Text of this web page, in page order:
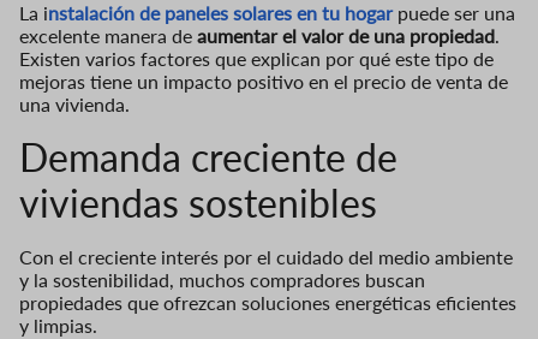
La instalación de paneles solares en tu hogarpuede ser una
excelente manera de aumentar el valor de una propiedad.
Existen varios factores que explican por qué este tipo de
mejoras tiene un impacto positivo en el precio de venta de
una vivienda.
Demanda creciente de
viviendas sostenibles
Con el creciente interés por el cuidado del medio ambiente
y la sostenibilidad, muchos compradores buscan
propiedades que ofrezcan soluciones energéticas eficientes
y limpias.